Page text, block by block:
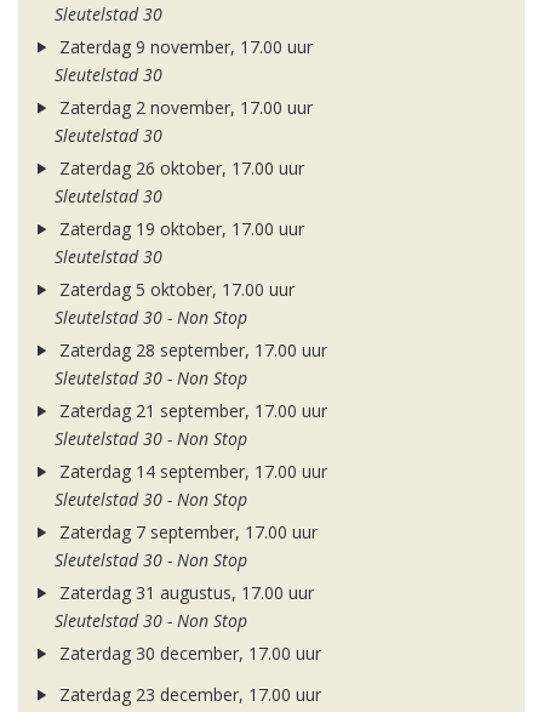
Sleutelstad 30
Zaterdag 9 november, 17.00 uur
Sleutelstad 30
Zaterdag 2 november, 17.00 uur
Sleutelstad 30
Zaterdag 26 oktober, 17.00 uur
Sleutelstad 30
Zaterdag 19 oktober, 17.00 uur
Sleutelstad 30
Zaterdag 5 oktober, 17.00 uur
Sleutelstad 30 - Non Stop
Zaterdag 28 september, 17.00 uur
Sleutelstad 30 - Non Stop
Zaterdag 21 september, 17.00 uur
Sleutelstad 30 - Non Stop
Zaterdag 14 september, 17.00 uur
Sleutelstad 30 - Non Stop
Zaterdag 7 september, 17.00 uur
Sleutelstad 30 - Non Stop
Zaterdag 31 augustus, 17.00 uur
Sleutelstad 30 - Non Stop
Zaterdag 30 december, 17.00 uur
Zaterdag 23 december, 17.00 uur